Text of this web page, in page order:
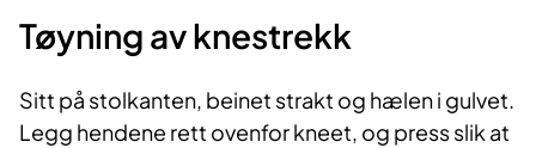
Tøyning av knestrekk
Sitt på stolkanten, beinet strakt og hælen i gulvet.
Legg hendene rett ovenfor kneet, og press slik at